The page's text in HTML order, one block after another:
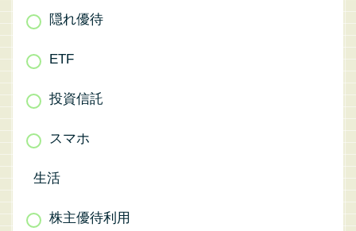
隠れ優待
ETF
投資信託
スマホ
生活
株主優待利用